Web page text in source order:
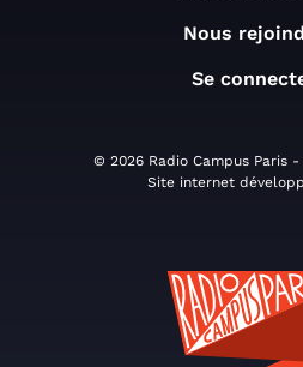
Nous
Se
© 2026 Radio Campus Paris
Site internet